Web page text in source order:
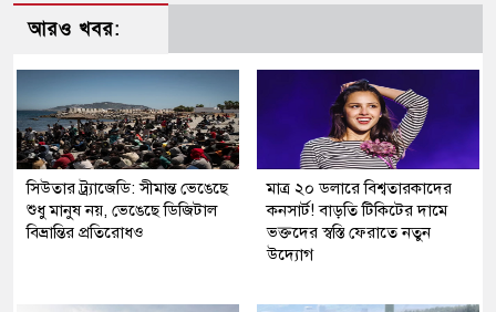
আরও খবর:
সিউতার ট্র্যাজেডি: সীমান্ত ভেঙেছে
শুধু মানুষ নয়, ভেঙেছে ডিজিটাল
বিভ্রান্তির প্রতিরোধও
মাত্র ২০ ডলারে বিশ্বতারকাদের
কনসার্ট! বাড়তি টিকিটের দামে
ভক্তদের স্বস্তি ফেরাতে নতুন
উদ্যোগ